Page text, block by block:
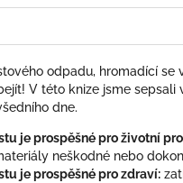
odpadu, hromadící
V této knize jsme
dne.
je prospěšné pro životní
neškodné nebo
je prospěšné pro zdraví: